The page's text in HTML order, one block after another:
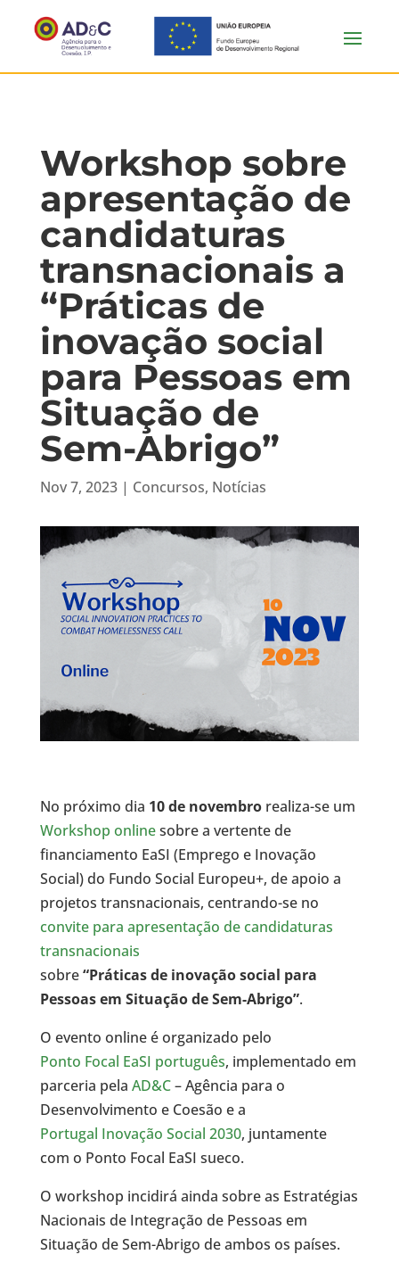
Workshop sobre
apresentação de
candidaturas
transnacionais a
“Práticas de
inovação social
para Pessoas em
Situação de
Sem-Abrigo”
Nov 7, 2023| Concursos, Notícias
No próximo dia 10 de novembrorealiza-se um
Workshop onlinesobre a vertente de
financiamento EaSI (Emprego e Inovação
Social) do Fundo Social Europeu+, de apoio a
projetos transnacionais, centrando-se no
convite para apresentação de candidaturas
transnacionais
sobre“Práticas de inovação social para
Pessoas em Situação de Sem-Abrigo”.
O evento online é organizado pelo
Ponto Focal EaSI português, implementado em
parceria pela AD&C– Agência para o
Desenvolvimento e Coesão e a
Portugal Inovação Social 2030, juntamente
com o Ponto Focal EaSI sueco.
O workshop incidirá ainda sobre as Estratégias
Nacionais de Integração de Pessoas em
Situação de Sem-Abrigo de ambos os países.